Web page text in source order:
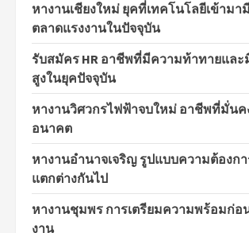
หางานเชียงใหม่ ยุคที่เทคโนโลยีเข้าม
ตลาดแรงงานในปัจจุบัน
รับสมัคร HR อาชีพที่มีความท้าทายแล
สูงในยุคปัจจุบัน
หางานวิศวกรไฟฟ้าจบใหม่ อาชีพที่มั่น
อนาคต
หางานอำนาจเจริญ รูปแบบความต้องก
แตกต่างกันไป
หางานชุมพร การเตรียมความพร้อมก่อ
งาน